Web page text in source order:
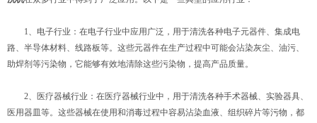
1、电子行业：在电子行业中应用广泛，用于清洗各种电子元器件、集成电
路、半导体材料、线路板等。这些元器件在生产过程中可能会沾染灰尘、油污、
助焊剂等污染物，它能够有效地清除这些污染物，提高产品质量。
2、医疗器械行业：在医疗器械行业中，用于清洗各种手术器械、实验器具、
医用器皿等。这些器械在使用和消毒过程中容易沾染血液、组织碎片等污物，都